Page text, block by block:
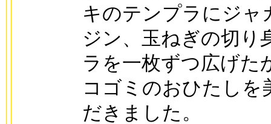
キのテンプラにジャ
ジン、玉ねぎの切り
ラを一枚ずつ広げた
コゴミのおひたしを
だきました。